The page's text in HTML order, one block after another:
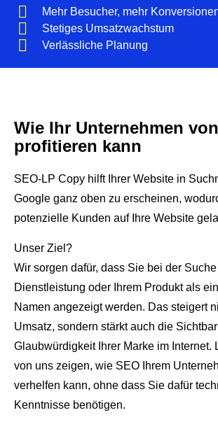
Mehr Besucher, mehr
Stetiges Umsatzwachstum
Verlässliche Planung
Wie Ihr Unternehmen
profitieren kann
SEO-LP Copy hilft Ihrer Website in
Google ganz oben zu erscheinen,
potenzielle Kunden auf Ihre Website
Unser Ziel?
Wir sorgen dafür, dass Sie bei der
Dienstleistung oder Ihrem Produkt als
Namen angezeigt werden. Das steigert
Umsatz, sondern stärkt auch die
Glaubwürdigkeit Ihrer Marke im Internet.
von uns zeigen, wie SEO Ihrem
verhelfen kann, ohne dass Sie dafür
Kenntnisse benötigen.